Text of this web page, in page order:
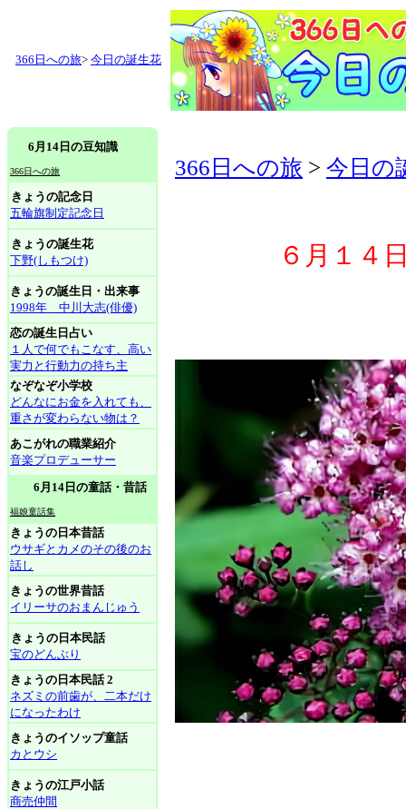
366日への旅> 今日の誕生花
6月14日の豆知識
366日への旅
きょうの記念日
五輪旗制定記念日
きょうの誕生花
下野(しもつけ)
きょうの誕生日・出来事
1998年 中川大志(俳優)
恋の誕生日占い
１人で何でもこなす、高い
実力と行動力の持ち主
なぞなぞ小学校
どんなにお金を入れても、
重さが変わらない物は？
あこがれの職業紹介
音楽プロデューサー
6月14日の童話・昔話
福娘童話集
きょうの日本昔話
ウサギとカメのその後のお
話し
きょうの世界昔話
イリーサのおまんじゅう
きょうの日本民話
宝のどんぶり
きょうの日本民話 2
ネズミの前歯が、二本だけ
になったわけ
きょうのイソップ童話
カとウシ
きょうの江戸小話
商売仲間
366日への旅 > 今日の
６月１４